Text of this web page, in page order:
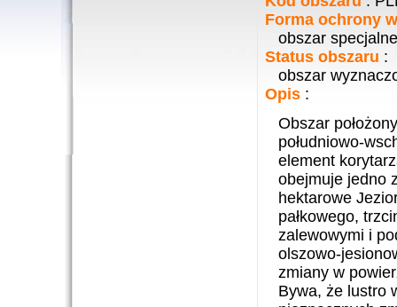
Forma ochrony
obszar
Status obszaru :
obszar
Opis :
Obszar
południowo-
element
obejmuje jedno
hektarowe
pałkowego,
zalewowymi i
olszowo-
zmiany w
Bywa, że lustro